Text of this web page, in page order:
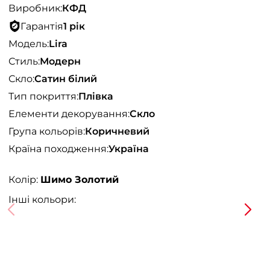
Виробник:КФД
Гарантія1 рік
Модель:Lira
Стиль:Модерн
Скло:Сатин білий
Тип покриття:Плівка
Елементи декорування:Скло
Група кольорів:Коричневий
Країна походження:Україна
Колір: Шимо Золотий
Інші кольори: